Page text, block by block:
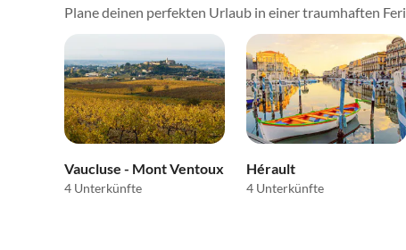
Plane deinen perfekten Urlaub in einer traumhaften
Vaucluse - Mont Ventoux
4 Unterkünfte
Hérault
4 Unterkünfte